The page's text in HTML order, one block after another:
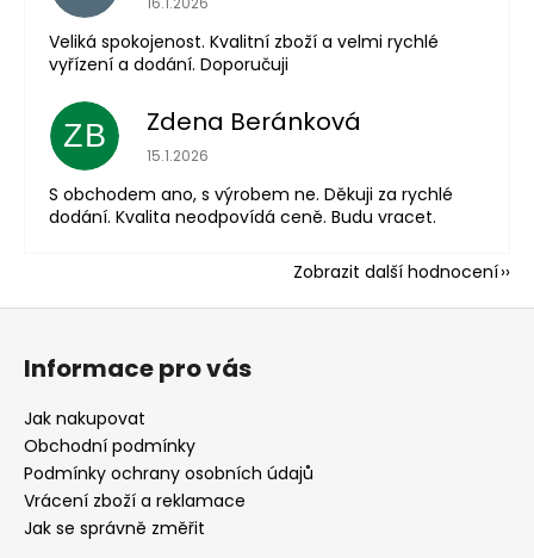
Veliká spokojenost. Kvalitní zboží a velmi rychlé
vyřízení a dodání. Doporučuji
ZB Zdena Beránková
Hodnocení obchodu je 1 z 5 hvězdiček.
15.1.2026
S obchodem ano, s výrobem ne. Děkuji za rychlé
dodání. Kvalita neodpovídá ceně. Budu vracet.
Zobrazit další hodnocení
Z
Informace pro vás
Jak nakupovat
Obchodní podmínky
Podmínky ochrany osobních údajů
Vrácení zboží a reklamace
Jak se správně změřit